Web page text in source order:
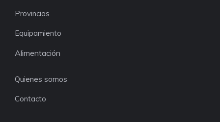
Provincias
Equipamiento
Alimentación
Quienes somos
Contacto